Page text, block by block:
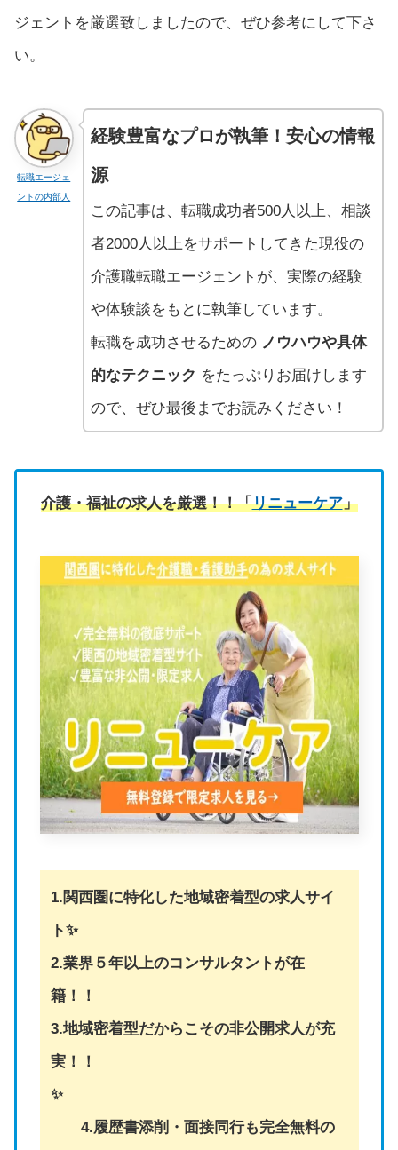
ジェントを厳選致しましたので、ぜひ参考にして下さ
い。
転職エージェ
ントの内部人
経験豊富なプロが執筆！安心の情報
源
この記事は、転職成功者500人以上、相談
者2000人以上をサポートしてきた現役の
介護職転職エージェントが、実際の経験
や体験談をもとに執筆しています。
転職を成功させるための ノウハウや具体
的なテクニック をたっぷりお届けします
ので、ぜひ最後までお読みください！
介護・福祉の求人を厳選！！「リニューケア」
1.関西圏に特化した地域密着型の求人サイ
ト✨
2.業界５年以上のコンサルタントが在
籍！！
3.地域密着型だからこその非公開求人が充
実！！
✨
4.履歴書添削・面接同行も完全無料の